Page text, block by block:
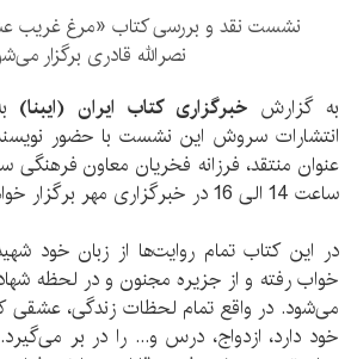
نشست نقد و بررسی کتاب «مرغ غریب
نصرالله قادری برگزار
به گزارشخبرگزاری کتاب ایران (ایبنا)
انتشارات سروش این نشست با حضور
ساعت 14 الی 16 در خبرگزاری مهر برگزار خواهد شد.
در این کتاب تمام روایت‌ها از زبان خود
خواب رفته و از جزیره مجنون و در لحظه
می‌شود. در واقع تمام لحظات زندگی، عشقی
خود دارد، ازدواج، درس و... را در بر